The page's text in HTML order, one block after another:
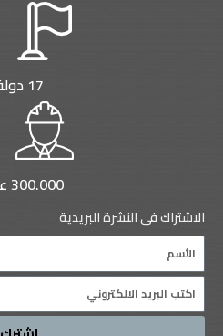
17 دولة
300.000 عامل
الاشتراك فى النشرة البريدية
Name
Email